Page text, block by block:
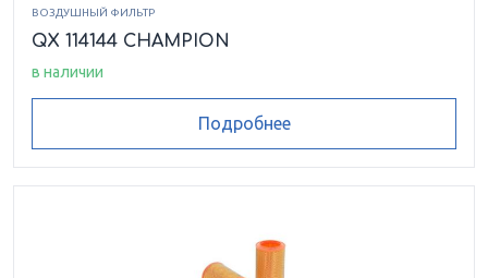
ВОЗДУШНЫЙ ФИЛЬТР
QX 114144 CHAMPION
в наличии
Подробнее